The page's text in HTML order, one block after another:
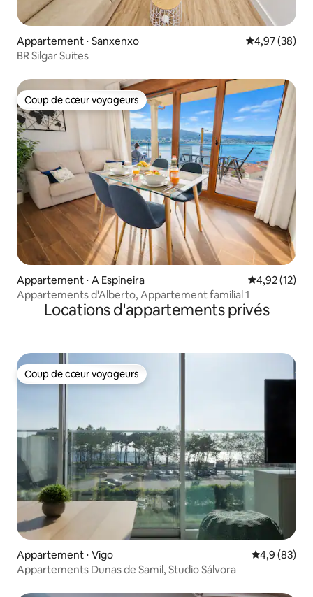
Appartement ⋅ Sanxenxo Évaluation
4,97 (38)
BR Silgar Suites
Coup de cœur voyageurs
Coup de cœur voyageurs
Appartement ⋅ A Espineira Évaluation
4,92 (12)
Appartements d'Alberto, Appartement familial 1
Locations d'appartements privés
Coup de cœur voyageurs
Coup de cœur voyageurs
Appartement ⋅ Vigo Évaluation
4,9 (83)
Appartements Dunas de Samil, Studio Sálvora